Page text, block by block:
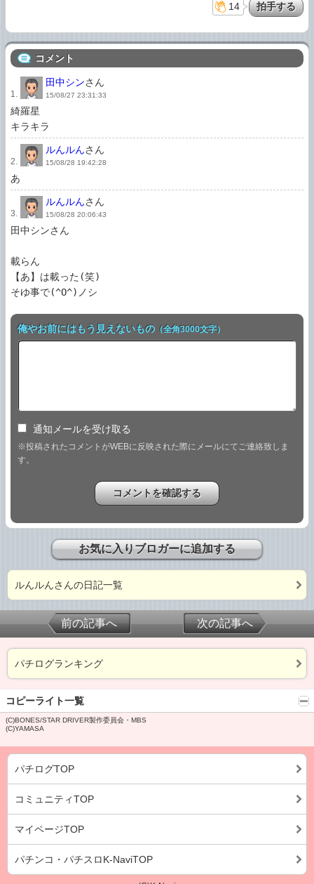
14
コメント
1.
田中シンさん
15/08/27 23:31:33
綺羅星
キラキラ
2.
ルんルんさん
15/08/28 19:42:28
あ
3.
ルんルんさん
15/08/28 20:06:43
田中シンさん
載らん
【あ】は載った(笑)
そゆ事で(^O^)ノシ
俺やお前にはもう見えないもの （全角3000文字）
通知メールを受け取る
※投稿されたコメントがWEBに反映された際にメールにてご連絡致しま
す。
お気に入りブロガーに追加する
ルんルんさんの日記一覧
前の記事へ 次の記事へ
パチログランキング
コピーライト一覧
(C)BONES/STAR DRIVER製作委員会・MBS
(C)YAMASA
パチログTOP
コミュニティTOP
マイページTOP
パチンコ・パチスロK-NaviTOP